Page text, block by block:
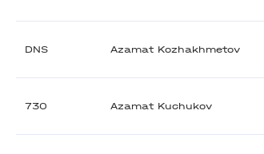
DNS Azamat Kozhakhmetov
730 Azamat Kuchukov